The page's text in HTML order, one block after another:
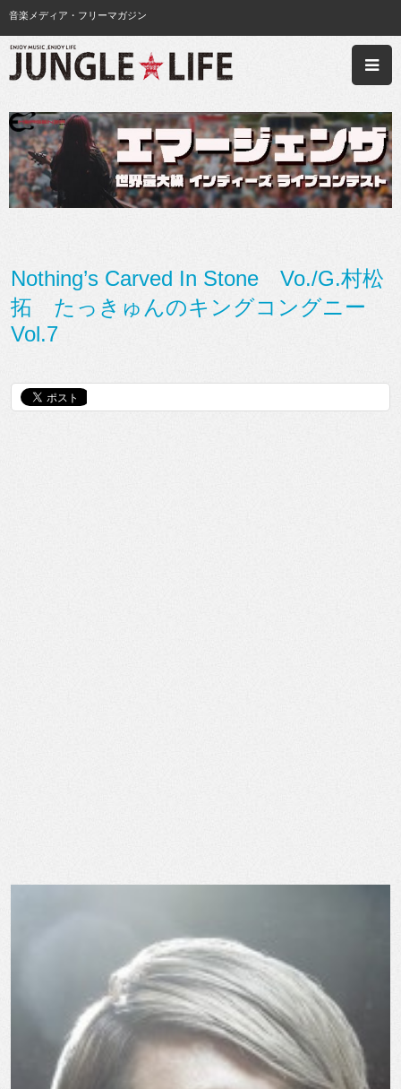
音楽メディア・フリーマガジン
Nothing’s Carved In Stone Vo./G.村松
拓 たっきゅんのキングコングニー
Vol.7